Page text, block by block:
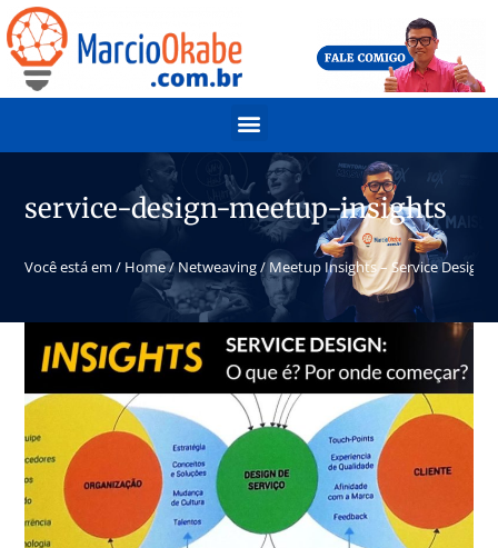
service-design-meetup-insights
Você está em / Home/Netweaving/Meetup Insights – Service Design